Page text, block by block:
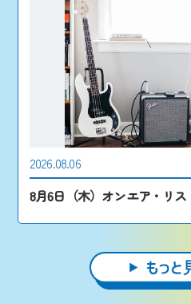
2026.08.06
8月6日（木）オンエア・リス